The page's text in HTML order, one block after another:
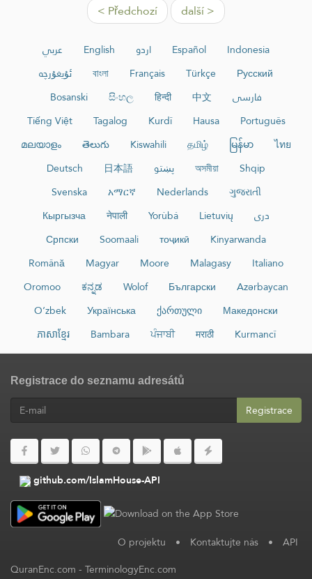
< Předchozí další >
عربي English اردو Español
Indonesia
ئۇيغۇرچە
বাংলা Français Türkçe
Русский
Bosanski
සිංහල हिन्दी 中文
فارسی
Tiếng Việt
Tagalog Kurdî Hausa
Português
മലയാളം
తెలుగు Kiswahili தமிழ் မြန်မာ
ไทย
Deutsch
日本語 پښتو অসমীয়া
Shqip
Svenska
አማርኛ Nederlands
ગુજરાતી
Кыргызча
नेपाली Yorùbá Lietuvių
دری
Српски
Soomaali тоҷикӣ
Kinyarwanda
Română
Magyar Moore Malagasy
Italiano
Oromoo
ಕನ್ನಡ Wolof Български
Azərbaycan
O‘zbek
Українська ქართული
Македонски
ភាសាខ្មែរ
Bambara ਪੰਜਾਬੀ मराठी Kurmancî
Registrace do seznamu adresátů
Registrace
github.com/IslamHouse-API
O projektu • Kontaktujte nás • API
QuranEnc.com-TerminologyEnc.com